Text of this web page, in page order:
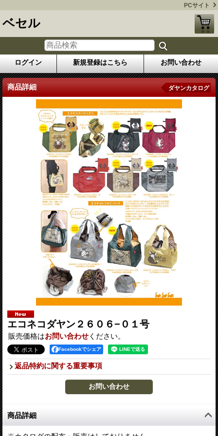
PCサイト
ベセル
ログイン 新規登録はこちら お問い合わせ
商品詳細 ダヤンカタログ
エコネコダヤン２６０６−０１号
販売価格はお問い合わせ ください。
Facebookでシェア
返品特約に関する重要事項
商品詳細